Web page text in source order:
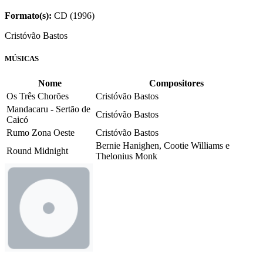
Formato(s): CD (1996)
Cristóvão Bastos
MÚSICAS
Nome
Compositores
Os Três Chorões
Cristóvão Bastos
Mandacaru - Sertão de
Caicó
Cristóvão Bastos
Rumo Zona Oeste
Cristóvão Bastos
Round Midnight
Bernie Hanighen, Cootie Williams e
Thelonius Monk